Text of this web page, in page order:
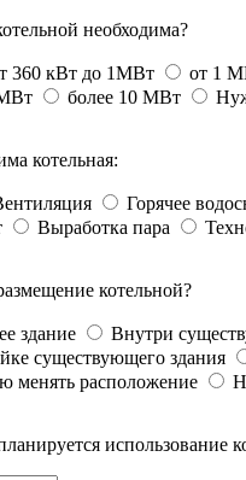
необходима?
360 кВт до 1МВт
от 1
более 10 МВт
котельная:
Горячее
Выработка пара
котельной?
здание
Внутри
существующего здания
менять расположение
использование